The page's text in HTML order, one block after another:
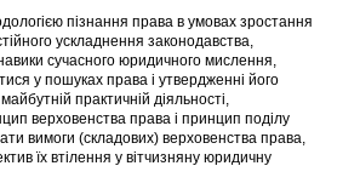
пізнання права в умовах зростання
ускладнення законодавства,
сучасного юридичного мислення,
у пошуках права і утвердженні його
практичній діяльності,
верховенства права і принцип поділу
вимоги (складових) верховенства права,
їх втілення у вітчизняну юридичну